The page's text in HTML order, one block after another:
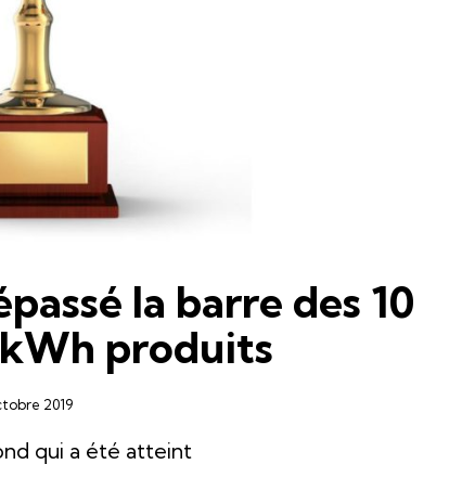
la barre des 10
produits
2019
qui a été atteint